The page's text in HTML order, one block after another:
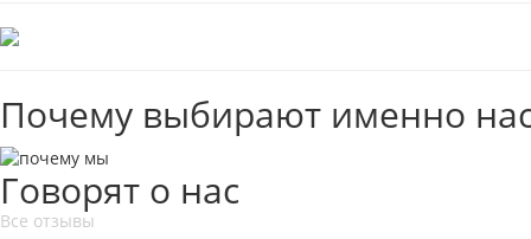
Почему выбирают именно
Говорят о нас
Все отзывы